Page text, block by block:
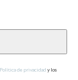
Política de privacidad y los